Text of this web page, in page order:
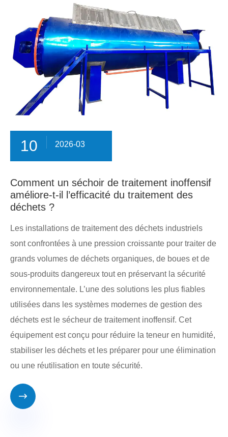
10 2026-03
Comment un séchoir de traitement inoffensif
améliore-t-il l’efficacité du traitement des
déchets ?
Les installations de traitement des déchets industriels
sont confrontées à une pression croissante pour traiter de
grands volumes de déchets organiques, de boues et de
sous-produits dangereux tout en préservant la sécurité
environnementale. L’une des solutions les plus fiables
utilisées dans les systèmes modernes de gestion des
déchets est le sécheur de traitement inoffensif. Cet
équipement est conçu pour réduire la teneur en humidité,
stabiliser les déchets et les préparer pour une élimination
ou une réutilisation en toute sécurité.
